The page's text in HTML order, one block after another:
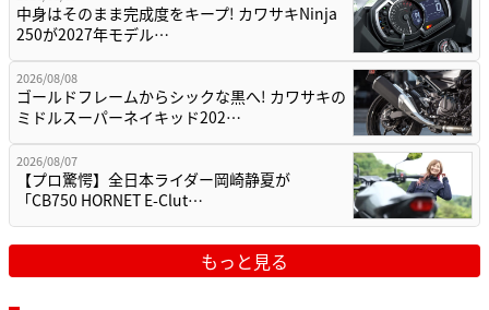
中身はそのまま完成度をキープ! カワサキNinja
250が2027年モデル…
2026/08/08
ゴールドフレームからシックな黒へ! カワサキの
ミドルスーパーネイキッド202…
2026/08/07
【プロ驚愕】全日本ライダー岡崎静夏が
「CB750 HORNET E-Clut…
もっと見る